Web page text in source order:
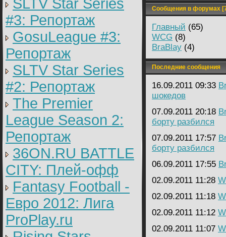
SLTV Star Series
#3: Репортаж
GosuLeague #3:
Репортаж
SLTV Star Series
#2: Репортаж
The Premier
League Season 2:
Репортаж
36ON.RU BATTLE
CITY: Плей-офф
Fantasy Football -
Евро 2012: Лига
ProPlay.ru
Сообщения в форумах
Главный (65)
WCG (8)
BraBlay (4)
Последние сообщения
16.09.2011 09:33
шокедов
07.09.2011 20:18
борту разбился
07.09.2011 17:57
борту разбился
06.09.2011 17:55
02.09.2011 11:28
02.09.2011 11:18
02.09.2011 11:12
02.09.2011 11:07